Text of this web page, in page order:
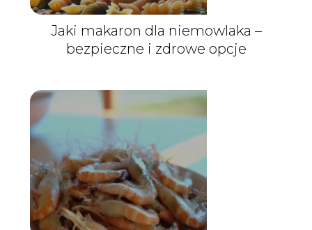
Jaki makaron dla niemowlaka –
bezpieczne i zdrowe opcje